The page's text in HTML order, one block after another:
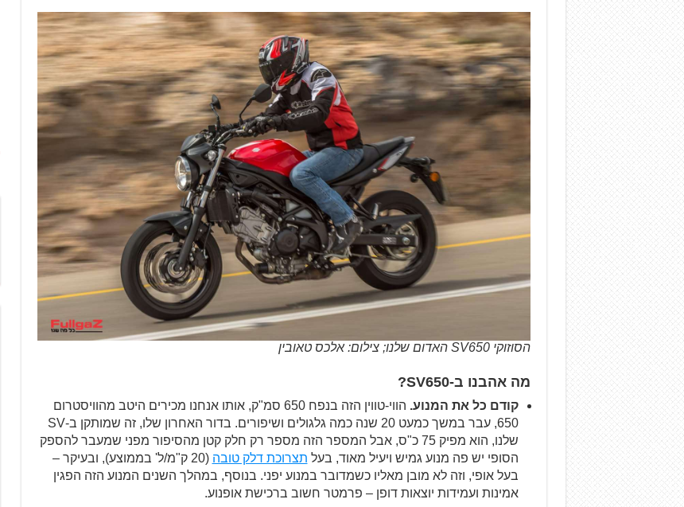
הסוזוקי SV650 האדום שלנו; צילום: אלכס טאובין
מה אהבנו ב-SV650
?
קודם כל את המנוע.
הווי-טווין הזה בנפח 650 סמ"ק, אותו אנחנו מכירים היטב מהוויסטרום
650, עבר במשך כמעט 20 שנה כמה גלגולים ושיפורים. בדור האחרון שלו, זה שמותקן ב-SV
שלנו, הוא מפיק 75 כ"ס, אבל המספר הזה מספר רק חלק קטן מהסיפור מפני שמעבר להספק
הסופי יש פה מנוע גמיש ויעיל מאוד, בעל תצרוכת דלק טובה
(20 ק"מ/ל' בממוצע), ובעיקר –
בעל אופי, וזה לא מובן מאליו כשמדובר במנוע יפני. בנוסף, במהלך השנים המנוע הזה הפגין
אמינות ועמידות יוצאות דופן – פרמטר חשוב ברכישת אופנוע.